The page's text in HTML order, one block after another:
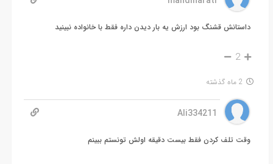
داستانش قشنگ بود ارزش یه بار دیدن داره فقط با خانواده نبینید
2
2 ماه گذشته
Ali334211
وقت تلف کردن فقط بیست دقیقه اولش تونستم ببینم